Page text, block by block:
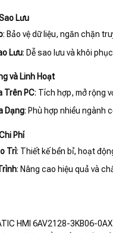
Lưu
: Bảo vệ dữ liệu, ngăn chặn
Lưu: Dễ sao lưu và khôi
và Linh Hoạt
Trên PC: Tích hợp, mở rộng
Dạng: Phù hợp nhiều ngành
Phí
Trì: Thiết kế bền bỉ, hoạt
: Nâng cao hiệu quả và
HMI 6AV2128-3KB06-